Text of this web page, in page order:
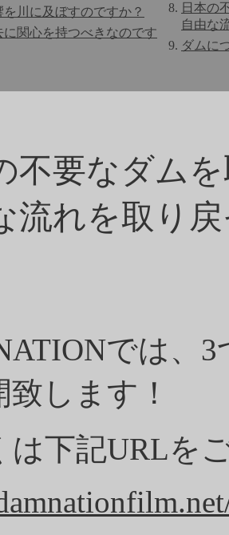
川に及ぼすのですか？
関心を持つべきなのです
日本の
自由な
ダムに
不要なダム
流れを取り
では、
致します！
は下記URLを